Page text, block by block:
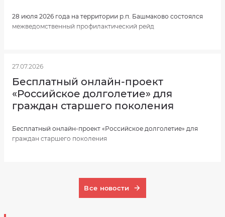
28 июля 2026 года на территории р.п. Башмаково состоялся
межведомственный профилактический рейд
27.07.2026
Бесплатный онлайн-проект
«Российское долголетие» для
граждан старшего поколения
Бесплатный онлайн-проект «Российское долголетие» для
граждан старшего поколения
Все новости